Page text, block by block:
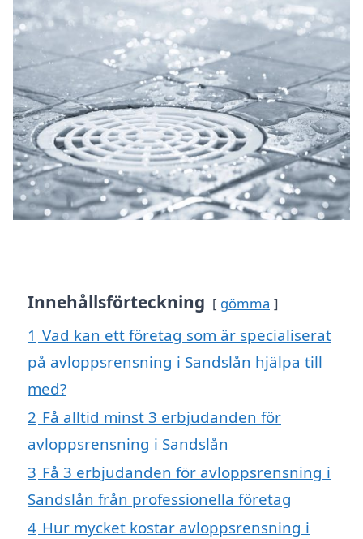
Innehållsförteckning gömma
1 Vad kan ett företag som är specialiserat
på avloppsrensning i Sandslån hjälpa till
med?
2 Få alltid minst 3 erbjudanden för
avloppsrensning i Sandslån
3 Få 3 erbjudanden för avloppsrensning i
Sandslån från professionella företag
4 Hur mycket kostar avloppsrensning i